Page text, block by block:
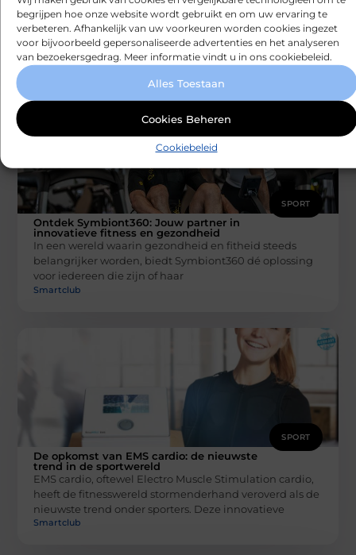
begrijpen hoe onze website wordt gebruikt en om uw ervaring te
verbeteren. Afhankelijk van uw voorkeuren worden cookies ingezet
voor bijvoorbeeld gepersonaliseerde advertenties en het analyseren
van bezoekersgedrag. Meer informatie vindt u in ons cookiebeleid.
Alles Toestaan
Cookies Beheren
Cookiebeleid
Een trainingspak is een essentieel kledingstuk voor
iedereen die actief wil blijven en zijn prestaties wil
verbeteren. Het belang van
Smartclub
SPORT
Ontdek Symbiont360: Jouw partner in
innovatieve fitness en gezondheid
In een wereld waarin gezondheid en fitheid steeds
belangrijker worden, biedt Symbiont360 dé oplossing
voor iedereen die zijn of haar
Smartclub
SPORT
De opkomst van EMS cardio: de nieuwste
trend in de sportwereld
EMS cardio, oftewel Electro Muscle Stimulation cardio,
heeft de fitnesswereld stormenderhand veroverd als de
nieuwste trend onder sporters. Deze innovatieve
Smartclub